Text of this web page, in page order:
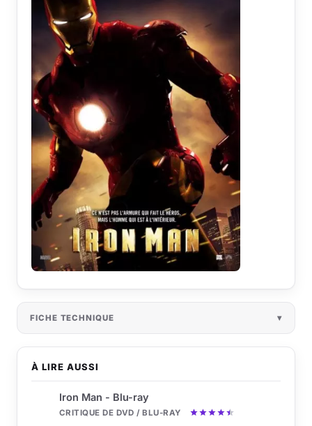
À LIRE AUSSI
Iron Man - Blu-ray
CRITIQUE DE DVD / BLU-RAY
FICHE TECHNIQUE